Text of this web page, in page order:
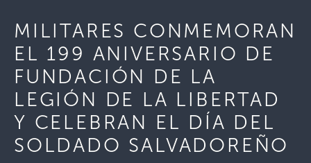
MILITARES CONMEMORAN
EL 199 ANIVERSARIO DE
FUNDACIÓN DE LA
LEGIÓN DE LA LIBERTAD
Y CELEBRAN EL DÍA DEL
SOLDADO SALVADOREÑO